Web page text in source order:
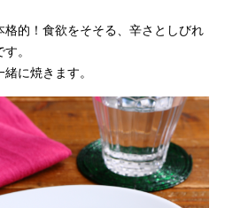
的！食欲をそそる、辛さとしびれ
。
に焼きます。